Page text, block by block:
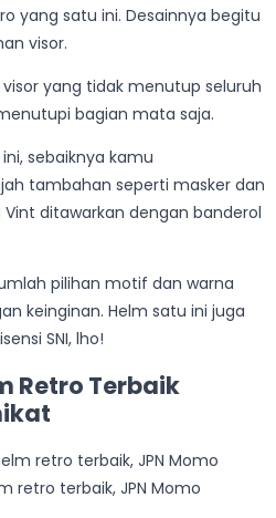
yang satu ini. Desainnya begitu
visor.
yang tidak menutup seluruh
bagian mata saja.
sebaiknya kamu
tambahan seperti masker dan
Vint ditawarkan dengan banderol
pilihan motif dan warna
keinginan. Helm satu ini juga
SNI, lho!
Retro Terbaik
retro terbaik, JPN Momo